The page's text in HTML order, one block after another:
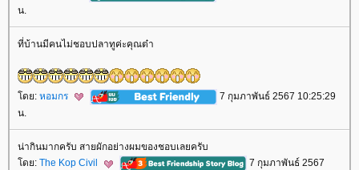
น.
ที่บ้านมีคนไม่ชอบปลาทูค่ะคุณต๋า
ดย: หอมกร
7 กุมภาพันธ์ 2567 10:25:29
น.
น่ากินมากครับ สายผักอย่างผมของชอบเลยครับ
ดย: The Kop Civil
7 กุมภาพันธ์ 2567